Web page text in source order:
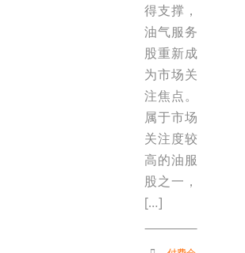
得支撑，
油气服务
股重新成
为市场关
注焦点。
属于市场
关注度较
高的油服
股之一，
[…]